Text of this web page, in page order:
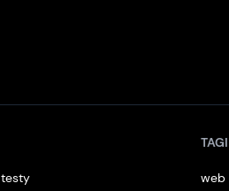
testy
web